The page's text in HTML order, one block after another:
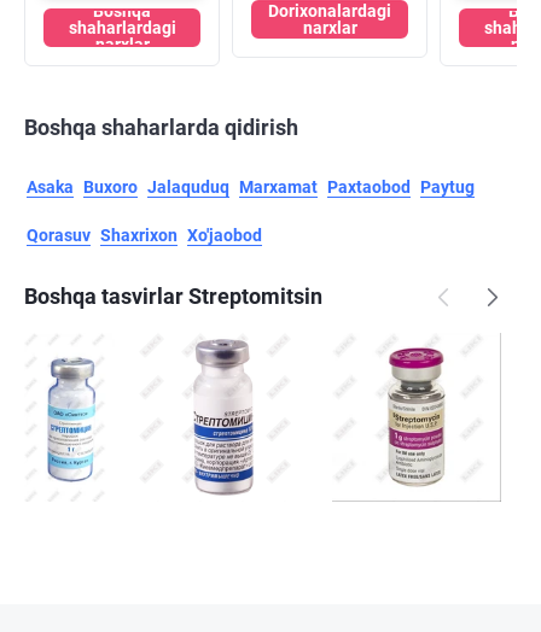
Boshqa
shaharlardagi
narxlar
Dorixonalardagi
narxlar
Boshqa shaharlarda qidirish
Asaka Buxoro Jalaquduq Marxamat Paxtaobod Paytug
Qorasuv Shaxrixon Xo'jaobod
Boshqa tasvirlar Streptomitsin